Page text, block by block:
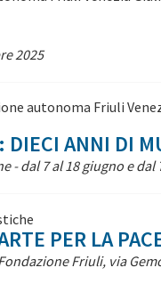
2025
autonoma Friuli
ANNI DI
- dal 7 al 18 giugno e dal
PER LA
Friuli, via